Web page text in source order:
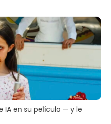
IA en su película — y le